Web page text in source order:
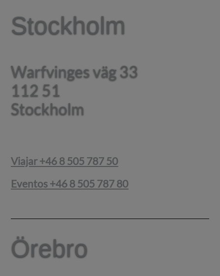
Stockholm
Warfvinges väg 33
112 51
Stockholm
Stockholm
Warfvinges väg 33
112 51
Stockholm
Viajar +46 8 505 787 50
Eventos +46 8 505 787 80
Örebro
Örebro